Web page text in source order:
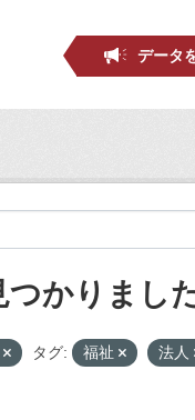
データ
かりまし
タグ: 福祉 法人